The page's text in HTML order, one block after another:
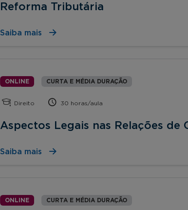
Reforma Tributária
Saiba mais
ONLINE CURTA E MÉDIA DURAÇÃO
Direito 30 horas/aula
Aspectos Legais nas Relações de
Saiba mais
ONLINE CURTA E MÉDIA DURAÇÃO